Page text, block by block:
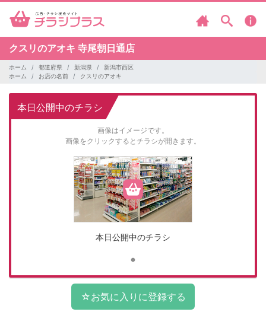
クスリのアオキ 寺尾朝日通店
ホーム 都道府県 新潟県
新潟市西区
ホーム
お店の名前 クスリのアオキ
本日公開中のチラシ
画像はイメージです。
画像をクリックするとチラシが開きます。
本日公開中のチラシ